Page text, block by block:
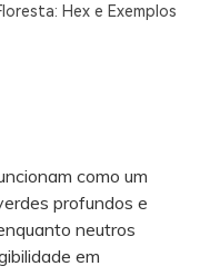
Hex e Exemplos
como um
profundos e
neutros
em